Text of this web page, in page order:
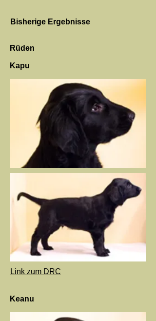
Bisherige Ergebnisse
Rüden
Kapu
Link zum DRC
Keanu